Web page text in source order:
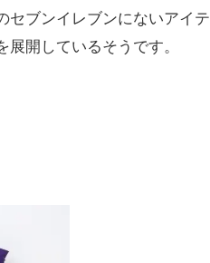
セブンイレブンにないアイテ
開しているそうです。